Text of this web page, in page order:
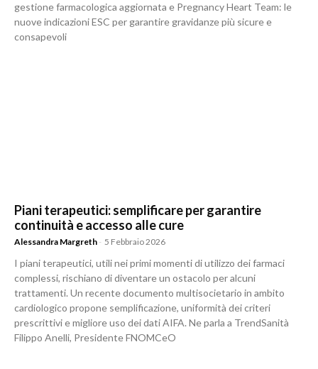
gestione farmacologica aggiornata e Pregnancy Heart Team: le
nuove indicazioni ESC per garantire gravidanze più sicure e
consapevoli
Piani terapeutici: semplificare per garantire
continuità e accesso alle cure
Alessandra Margreth - 5 Febbraio 2026
I piani terapeutici, utili nei primi momenti di utilizzo dei farmaci
complessi, rischiano di diventare un ostacolo per alcuni
trattamenti. Un recente documento multisocietario in ambito
cardiologico propone semplificazione, uniformità dei criteri
prescrittivi e migliore uso dei dati AIFA. Ne parla a TrendSanità
Filippo Anelli, Presidente FNOMCeO